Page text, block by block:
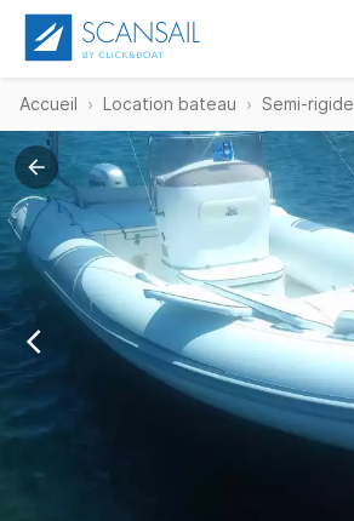
Accueil Location bateau Semi-rigide